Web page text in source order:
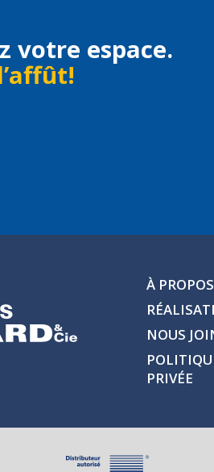
votre espace.
À PROPOS
NOUS
PRIVÉE